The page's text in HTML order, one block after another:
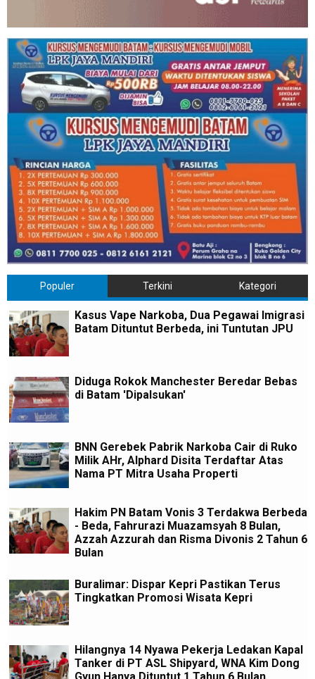
Populer Terkini Kategori
Kasus Vape Narkoba, Dua Pegawai Imigrasi
Batam Dituntut Berbeda, ini Tuntutan JPU
Diduga Rokok Manchester Beredar Bebas
di Batam 'Dipalsukan'
BNN Gerebek Pabrik Narkoba Cair di Ruko
Milik AHr, Alphard Disita Terdaftar Atas
Nama PT Mitra Usaha Properti
Hakim PN Batam Vonis 3 Terdakwa Berbeda
- Beda, Fahrurazi Muazamsyah 8 Bulan,
Azzah Azzurah dan Risma Divonis 2 Tahun 6
Bulan
Buralimar: Dispar Kepri Pastikan Terus
Tingkatkan Promosi Wisata Kepri
Hilangnya 14 Nyawa Pekerja Ledakan Kapal
Tanker di PT ASL Shipyard, WNA Kim Dong